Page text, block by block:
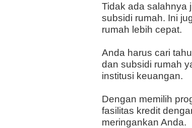
Tidak ada salahnya
subsidi rumah. Ini
rumah lebih cepat.
Anda harus cari
dan subsidi rumah
institusi keuangan.
Dengan memilih
fasilitas kredit
meringankan Anda.